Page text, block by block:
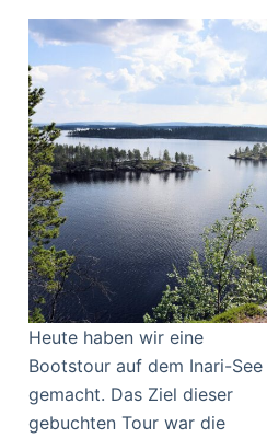
Heute haben wir eine
Bootstour auf dem Inari-See
gemacht. Das Ziel dieser
gebuchten Tour war die